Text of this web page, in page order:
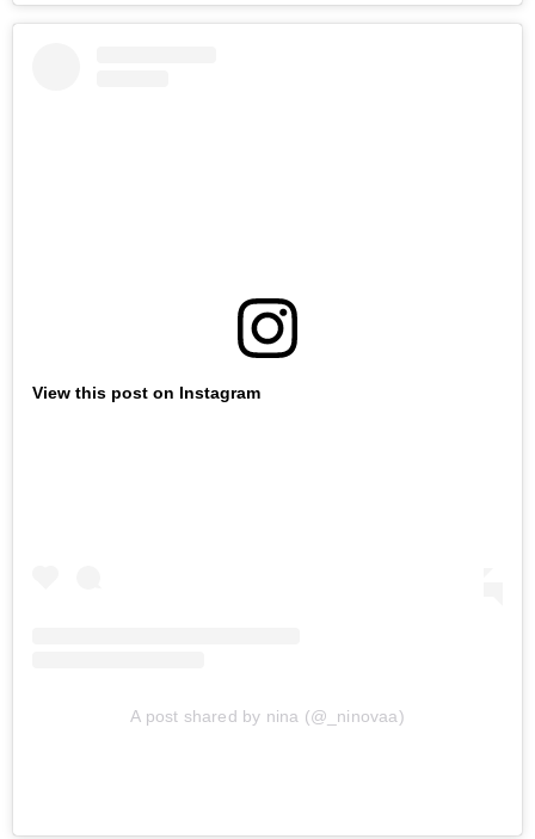
View this post on Instagram
A post shared by nina (@_ninovaa)